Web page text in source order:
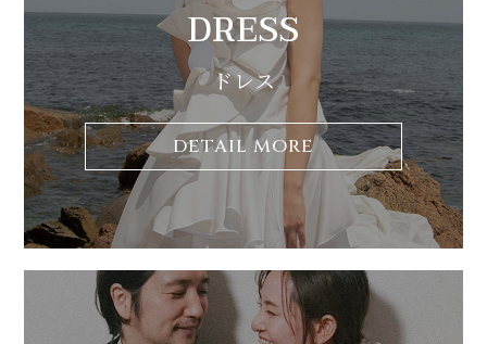
DRESS
ドレス
DETAIL MORE